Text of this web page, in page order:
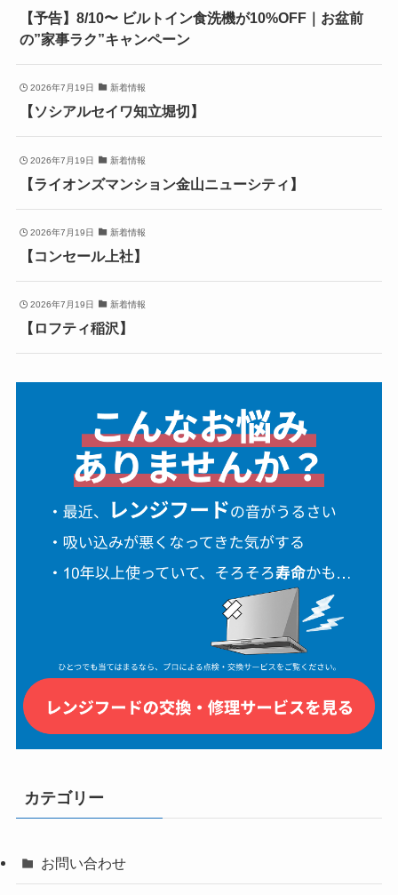
【予告】8/10〜 ビルトイン食洗機が10%OFF｜お盆前
の”家事ラク”キャンペーン
2026年7月19日 新着情報
【ソシアルセイワ知立堀切】
2026年7月19日 新着情報
【ライオンズマンション金山ニューシティ】
2026年7月19日 新着情報
【コンセール上社】
2026年7月19日 新着情報
【ロフティ稲沢】
カテゴリー
お問い合わせ